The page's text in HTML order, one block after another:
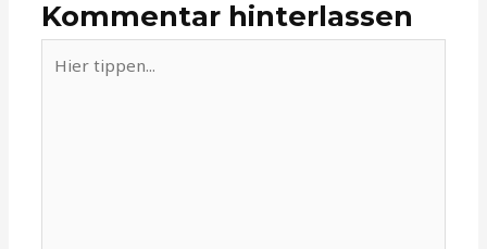
Kommentar hinterlassen
tippen...